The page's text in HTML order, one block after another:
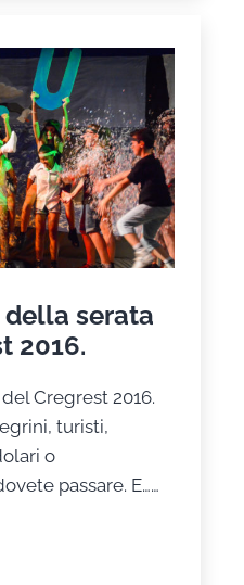
serata
2016.
Cregrest 2016.
turisti,
o
passare. E……